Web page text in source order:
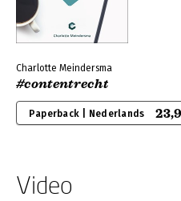
Charlotte Meindersma
#contentrecht
Paperback | Nederlands
Video